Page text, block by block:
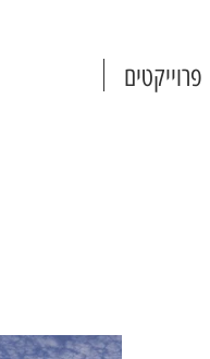
פרוייקטים